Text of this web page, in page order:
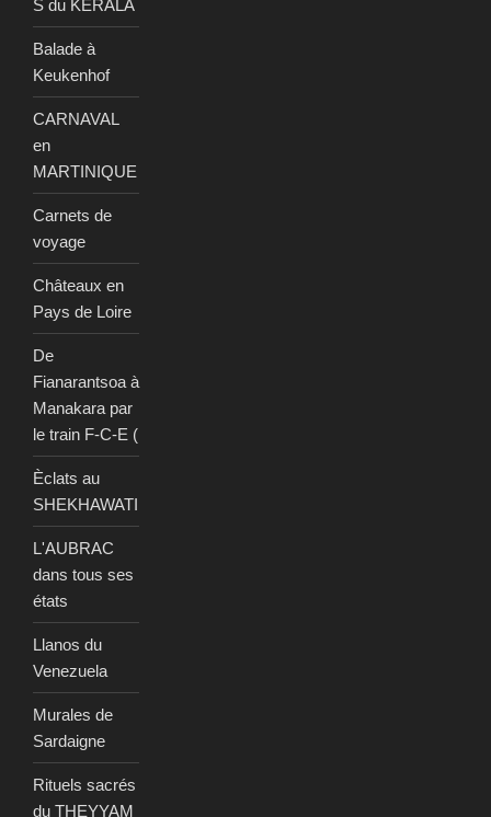
S du KERALA
Balade à
Keukenhof
CARNAVAL
en
MARTINIQUE
Carnets de
voyage
Châteaux en
Pays de Loire
De
Fianarantsoa à
Manakara par
le train F-C-E (
Èclats au
SHEKHAWATI
L'AUBRAC
dans tous ses
états
Llanos du
Venezuela
Murales de
Sardaigne
Rituels sacrés
du THEYYAM